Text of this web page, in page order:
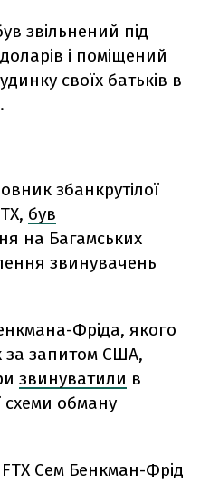
звільнений під
і поміщений
своїх батьків в
збанкрутілої
був
на Багамських
звинувачень
Фріда, якого
за запитом США,
звинуватили в
схеми обману
Сем Бенкман-Фрід